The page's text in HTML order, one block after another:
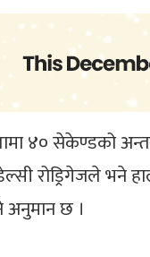
४० सेकेण्डको
डेल्सी रोड्रिगेजले
छ ।